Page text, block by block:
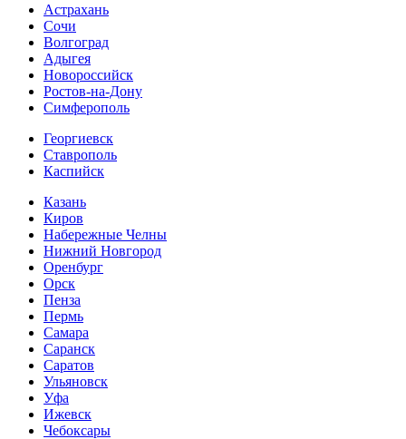
Астрахань
Сочи
Волгоград
Адыгея
Новороссийск
Ростов-на-Дону
Симферополь
Георгиевск
Ставрополь
Каспийск
Казань
Киров
Набережные Челны
Нижний Новгород
Оренбург
Орск
Пенза
Пермь
Самара
Саранск
Саратов
Ульяновск
Уфа
Ижевск
Чебоксары